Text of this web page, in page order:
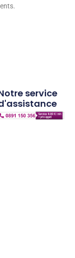
service